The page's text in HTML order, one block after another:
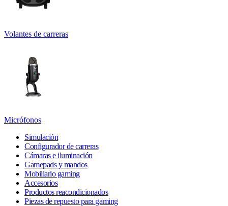
Volantes de carreras
Micrófonos
Simulación
Configurador de carreras
Cámaras e iluminación
Gamepads y mandos
Mobiliario gaming
Accesorios
Productos reacondicionados
Piezas de repuesto para gaming